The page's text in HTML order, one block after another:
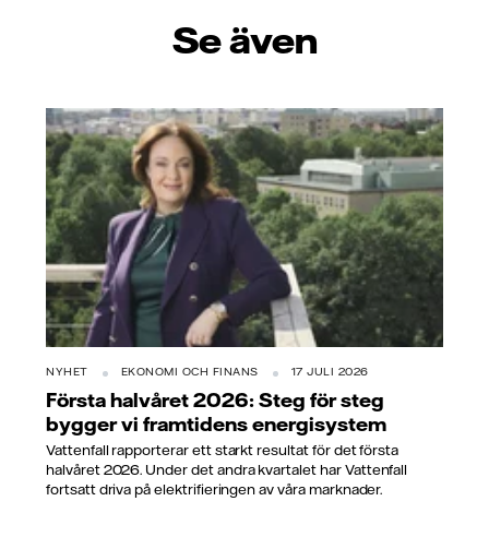
Se även
NYHET EKONOMI OCH FINANS 17 JULI 2026
Första halvåret 2026: Steg för steg
bygger vi framtidens energisystem
Vattenfall rapporterar ett starkt resultat för det första
halvåret 2026. Under det andra kvartalet har Vattenfall
fortsatt driva på elektrifieringen av våra marknader.